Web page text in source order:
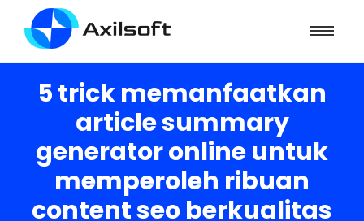
5 trick memanfaatkan
article summary
generator online untuk
memperoleh ribuan
content seo berkualitas